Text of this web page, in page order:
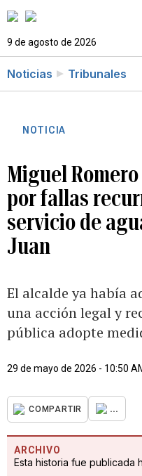
9 de agosto de 2026
Noticias Tribunales
NOTICIA
Miguel
por fallas
servicio de
Juan
El alcalde ya había
una acción legal y
pública adopte
29 de mayo de 2026 - 10:50
COMPARTIR ...
ARCHIVO
Esta historia fue publicada